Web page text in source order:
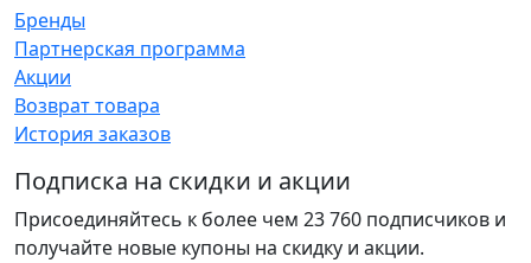
Бренды
Партнерская программа
Акции
Возврат товара
История заказов
Подписка на скидки и акции
Присоединяйтесь к более чем 23 760 подписчиков и
получайте новые купоны на скидку и акции.